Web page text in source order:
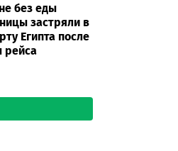
без еды
застряли в
Египта после
рейса